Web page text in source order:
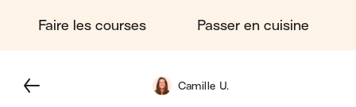
Faire les courses Passer en cuisine
Camille U.